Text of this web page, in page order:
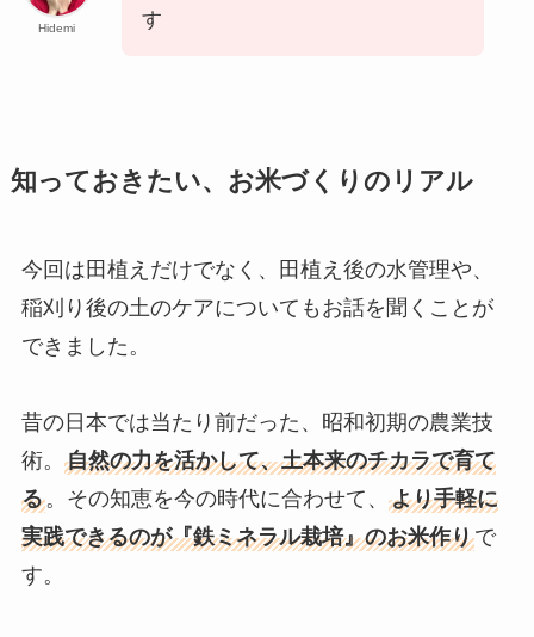
Hidemi
す
知っておきたい、お米づくりのリアル
今回は田植えだけでなく、田植え後の水管理や、
稲刈り後の土のケアについてもお話を聞くことが
できました。
昔の日本では当たり前だった、昭和初期の農業技
術。 自然の力を活かして、土本来のチカラで育て
る。その知恵を今の時代に合わせて、 より手軽に
実践できるのが『鉄ミネラル栽培』のお米作りで
す。